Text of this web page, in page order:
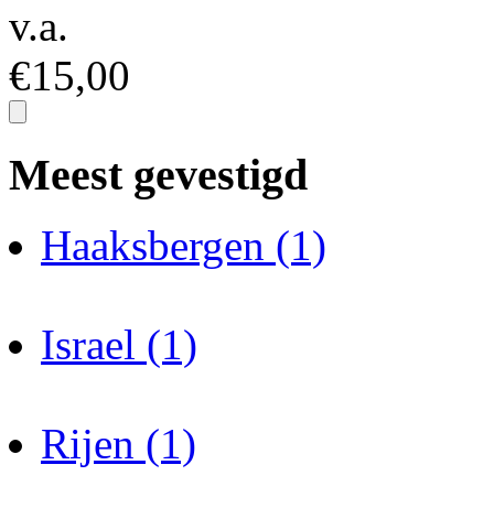
v.a.
€15,00
Meest gevestigd
Haaksbergen (1)
Israel (1)
Rijen (1)